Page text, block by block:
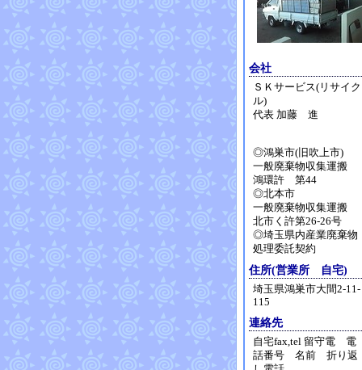
会社
ＳＫサービス(リサイク
ル)
代表 加藤 進
◎鴻巣市(旧吹上市)
一般廃棄物収集運搬
鴻環許 第44
◎北本市
一般廃棄物収集運搬
北市く許第26-26号
◎埼玉県内産業廃棄物
処理委託契約
住所(営業所 自宅)
埼玉県鴻巣市大間2-11-
115
連絡先
自宅fax,tel 留守電 電
話番号 名前 折り返